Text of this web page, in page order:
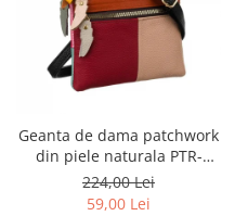
Geanta de dama patchwork
din piele naturala PTR-
1718-SKL-6922 MULTI
224,00 Lei
59,00 Lei